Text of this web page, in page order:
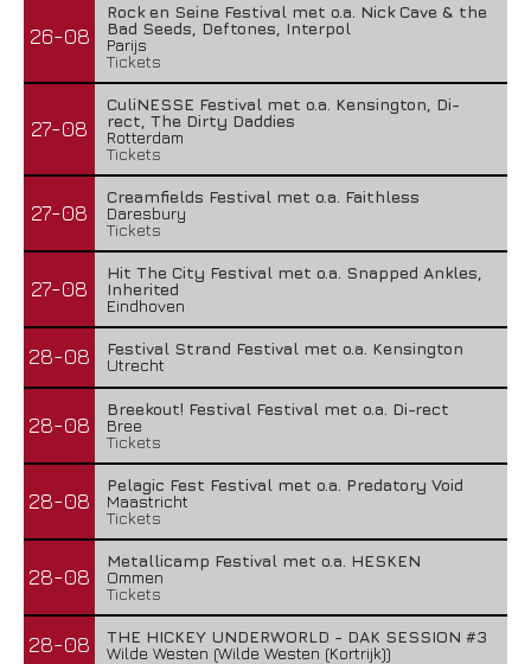
26-08
Rock en Seine Festival met o.a. Nick Cave & the
Bad Seeds, Deftones, Interpol
Parijs
Tickets
27-08
CuliNESSE Festival met o.a. Kensington, Di-
rect, The Dirty Daddies
Rotterdam
Tickets
27-08
Creamfields Festival met o.a. Faithless
Daresbury
Tickets
27-08
Hit The City Festival met o.a. Snapped Ankles,
Inherited
Eindhoven
28-08
Festival Strand Festival met o.a. Kensington
Utrecht
28-08
Breekout! Festival Festival met o.a. Di-rect
Bree
Tickets
28-08
Pelagic Fest Festival met o.a. Predatory Void
Maastricht
Tickets
28-08
Metallicamp Festival met o.a. HESKEN
Ommen
Tickets
28-08
THE HICKEY UNDERWORLD - DAK SESSION #3
Wilde Westen (Wilde Westen (Kortrijk))